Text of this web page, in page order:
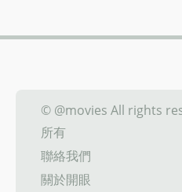
© @movies All rights
所有
聯絡我們
關於開眼